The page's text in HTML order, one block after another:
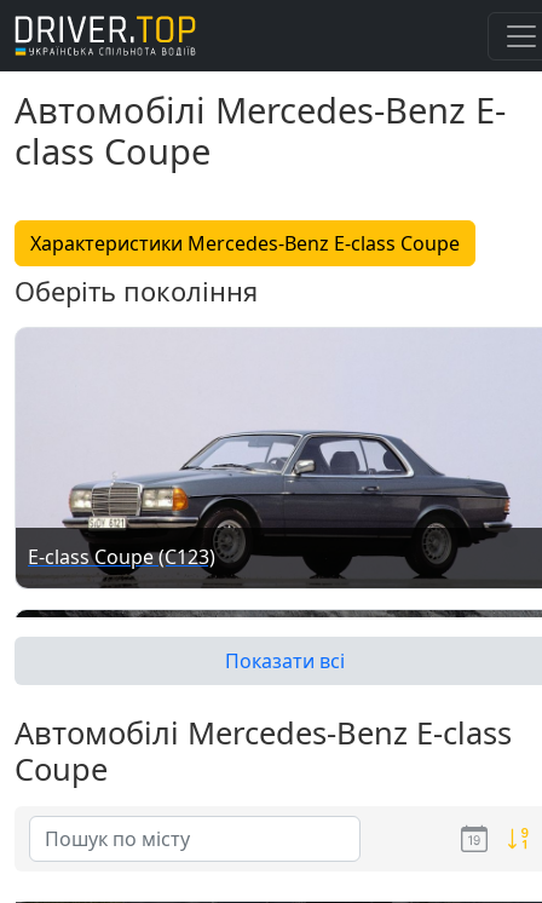
Автомобілі Mercedes-Benz E-
class Coupe
Характеристики Mercedes-Benz E-class Coupe
Оберіть покоління
E-class Coupe (C123)
E-class Coupe (C124)
Показати всі
Автомобілі Mercedes-Benz E-class
Coupe